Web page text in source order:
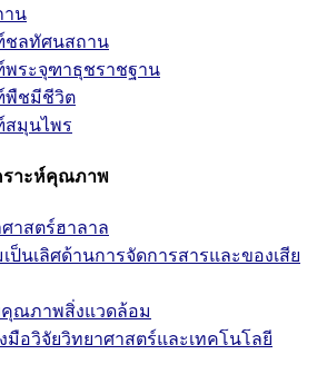
าน
ลทัศนสถาน
ระจุฑาธุชราชฐาน
ชมีชีวิต
มุนไพร
ราะห์คุณภาพ
าสตร์ฮาลาล
ป็นเลิศด้านการจัดการสารและของเสีย
คุณภาพสิ่งแวดล้อม
มือวิจัยวิทยาศาสตร์และเทคโนโลยี